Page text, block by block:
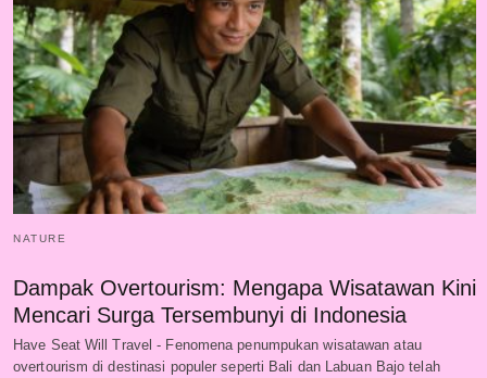
NATURE
Dampak Overtourism: Mengapa Wisatawan Kini
Mencari Surga Tersembunyi di Indonesia
Have Seat Will Travel - Fenomena penumpukan wisatawan atau
overtourism di destinasi populer seperti Bali dan Labuan Bajo telah